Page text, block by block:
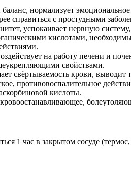
нормализует
справиться с простудными
успокаивает нервную
кислотами,
на работу печени и
свойствами.
свёртываемость крови, выводит
противовоспалительное
кислоты.
1 час в закрытом сосуде